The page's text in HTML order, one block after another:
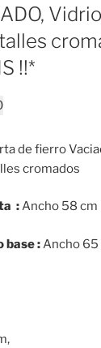
Vidrio
!!*
Current
is:
$7,999.00.
de fierro
cromados
:Ancho 58 cm
base :Ancho 65